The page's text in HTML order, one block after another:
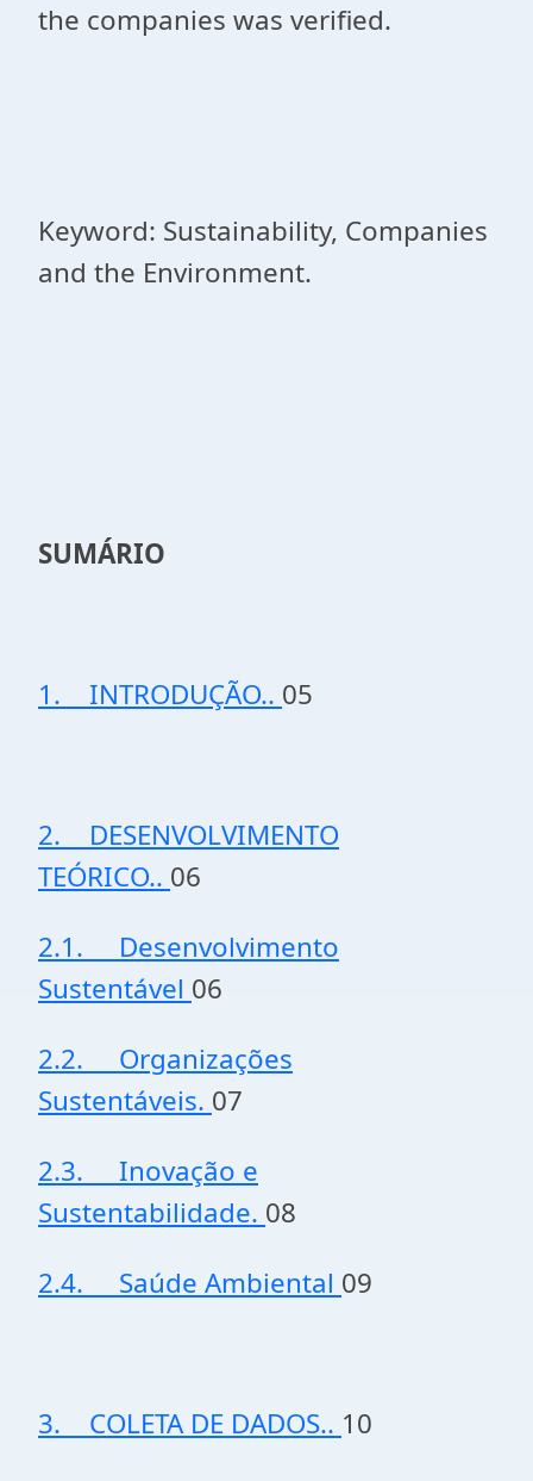
the companies was verified.
Keyword: Sustainability, Companies
and the Environment.
SUMÁRIO
1. INTRODUÇÃO.. 05
2. DESENVOLVIMENTO
TEÓRICO.. 06
2.1. Desenvolvimento
Sustentável 06
2.2. Organizações
Sustentáveis. 07
2.3. Inovação e
Sustentabilidade. 08
2.4. Saúde Ambiental 09
3. COLETA DE DADOS.. 10